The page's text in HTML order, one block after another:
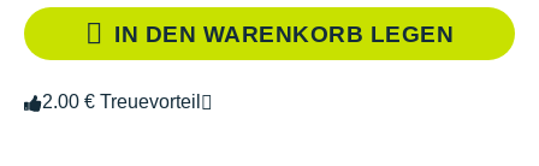
IN DEN WARENKORB LEGEN
2.00 € Treuevorteil